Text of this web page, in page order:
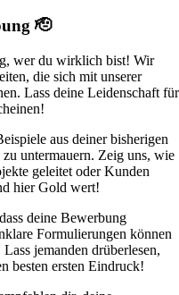
🫡
wer du wirklich bist! Wir
die sich mit unserer
Lass deine Leidenschaft für
aus deiner bisherigen
untermauern. Zeig uns, wie
geleitet oder Kunden
hier Gold wert!
deine Bewerbung
Formulierungen können
jemanden drüberlesen,
besten ersten Eindruck!